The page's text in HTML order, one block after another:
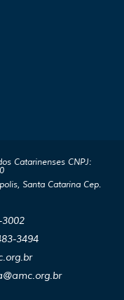
Catarinenses CNPJ:
Santa Catarina Cep.
3002
3494